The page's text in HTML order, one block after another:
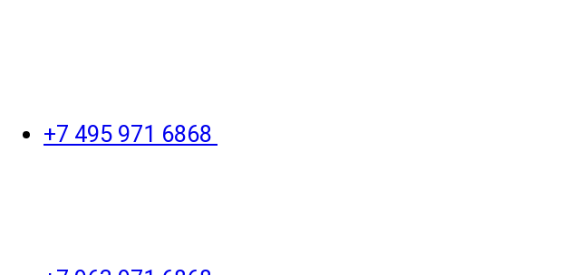
+7 495 971 6868